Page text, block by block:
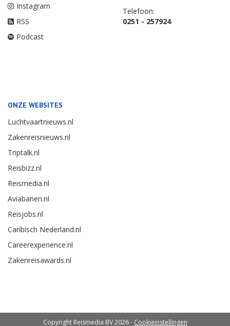
Instagram
RSS
Podcast
Telefoon:
0251 - 257924
ONZE WEBSITES
Luchtvaartnieuws.nl
Zakenreisnieuws.nl
Triptalk.nl
Reisbizz.nl
Reismedia.nl
Aviabanen.nl
Reisjobs.nl
Caribisch Nederland.nl
Careerexperience.nl
Zakenreisawards.nl
Copyright Reismedia BV 2026 - Cookieinstellingen